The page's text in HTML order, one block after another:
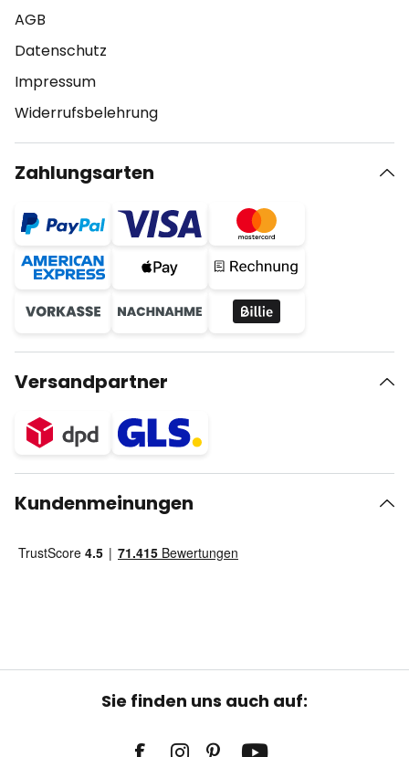
AGB
Datenschutz
Impressum
Widerrufsbelehrung
Zahlungsarten
Versandpartner
Kundenmeinungen
Sie finden uns auch auf: